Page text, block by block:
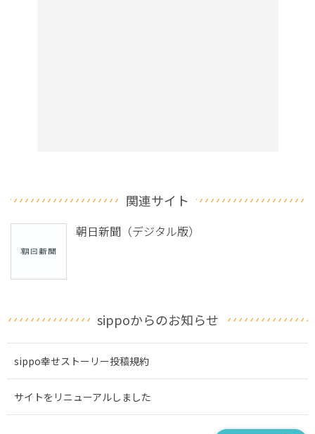
関連サイト
朝日新聞（デジタル版）
sippoからのお知らせ
sippo幸せストーリー投稿規約
サイトをリニューアルしました